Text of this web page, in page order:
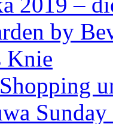
by
Knie